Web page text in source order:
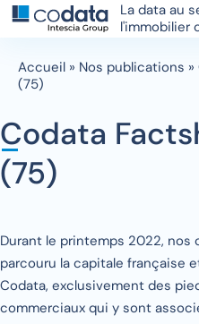
La data au
l'immobilier
Accueil » Nos publications »
(75)
Codata
(75)
Durant le printemps 2022,
parcouru la capitale française
Codata, exclusivement des
commerciaux qui y sont